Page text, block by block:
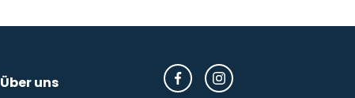
Über uns